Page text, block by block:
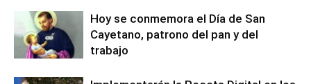
Hoy se conmemora el Día de San
Cayetano, patrono del pan y del
trabajo